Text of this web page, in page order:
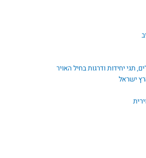
תגי יחידות ודרגות בחיל האויר
ישראל